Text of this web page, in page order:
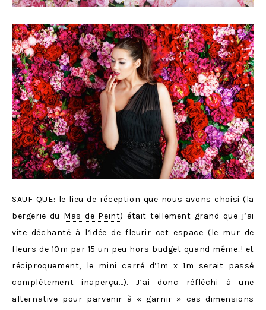
SAUF QUE: le lieu de réception que nous avons choisi (la
bergerie du Mas de Peint) était tellement grand que j’ai
vite déchanté à l’idée de fleurir cet espace (le mur de
fleurs de 10m par 15 un peu hors budget quand même..! et
réciproquement, le mini carré d’1m x 1m serait passé
complètement inaperçu…). J’ai donc réfléchi à une
alternative pour parvenir à « garnir » ces dimensions